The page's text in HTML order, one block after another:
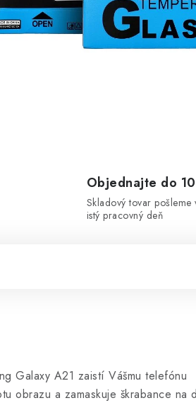
Objednajte do
Skladový tovar pošleme
istý pracovný deň
Galaxy A21 zaistí Vášmu telefónu
obrazu a zamaskuje škrabance na